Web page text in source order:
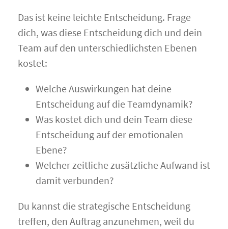
Das ist keine leichte Entscheidung. Frage
dich, was diese Entscheidung dich und dein
Team auf den unterschiedlichsten Ebenen
kostet:
Welche Auswirkungen hat deine
Entscheidung auf die Teamdynamik?
Was kostet dich und dein Team diese
Entscheidung auf der emotionalen
Ebene?
Welcher zeitliche zusätzliche Aufwand ist
damit verbunden?
Du kannst die strategische Entscheidung
treffen, den Auftrag anzunehmen, weil du